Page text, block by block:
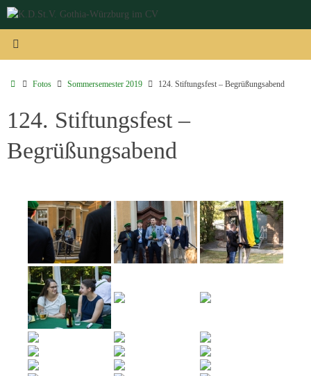
Zum
springen
StartFotos Sommersemester 2019 124. Stiftungsfest – Begrüßungsabend
124. Stiftungsfest –
Begrüßungsabend